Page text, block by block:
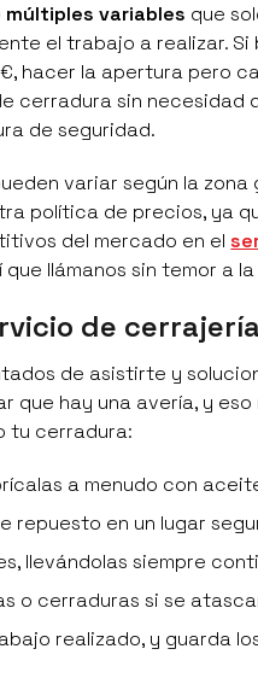
múltiples variables que
el trabajo a realizar.
hacer la apertura pero
cerradura sin
de seguridad.
variar según la
política de precios, ya
del mercado en el
llámanos sin temor a
de cerrajería
de asistirte y
que hay una avería, y
tu cerradura:
a menudo con
repuesto en un lugar
llevándolas siempre
o cerraduras si se
realizado, y guarda